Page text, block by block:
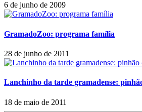
6 de junho de 2009
GramadoZoo: programa família
28 de junho de 2011
Lanchinho da tarde gramadense:
18 de maio de 2011